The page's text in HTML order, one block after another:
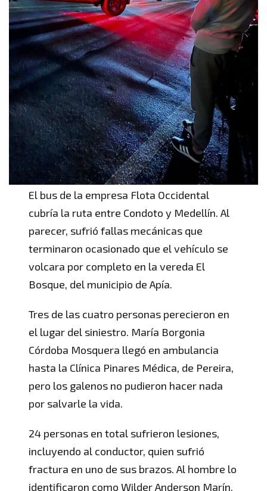
El bus de la empresa Flota Occidental
cubría la ruta entre Condoto y Medellín. Al
parecer, sufrió fallas mecánicas que
terminaron ocasionado que el vehículo se
volcara por completo en la vereda El
Bosque, del municipio de Apía.
Tres de las cuatro personas perecieron en
el lugar del siniestro. María Borgonia
Córdoba Mosquera llegó en ambulancia
hasta la Clínica Pinares Médica, de Pereira,
pero los galenos no pudieron hacer nada
por salvarle la vida.
24 personas en total sufrieron lesiones,
incluyendo al conductor, quien sufrió
fractura en uno de sus brazos. Al hombre lo
identificaron como Wilder Anderson Marín,